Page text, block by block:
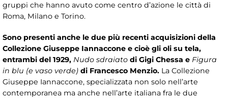
gruppi che hanno avuto come centro d’azione le città di
Roma, Milano e Torino.
Sono presenti anche le due più recenti acquisizioni della
Collezione Giuseppe Iannaccone e cioè gli oli su tela,
entrambi del 1929, Nudo sdraiato di Gigi Chessa e Figura
in blu (e vaso verde) di Francesco Menzio. La Collezione
Giuseppe Iannaccone, specializzata non solo nell’arte
contemporanea ma anche nell’arte italiana fra le due